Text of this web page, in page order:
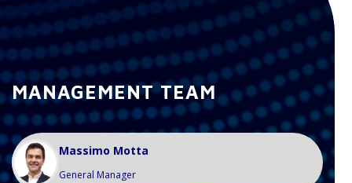
MANAGEMENT TEAM
Massimo Motta
General Manager